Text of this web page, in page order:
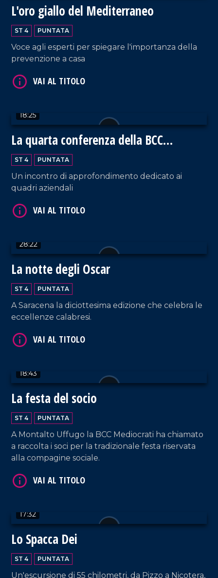
L'oro giallo del Mediterraneo
ST 4 PUNTATA
Voce agli esperti per spiegare l'importanza della
prevenzione a casa
18:25
La quarta conferenza della BCC
Mediocrati
ST 4 PUNTATA
Un incontro di approfondimento dedicato ai
quadri aziendali
28:22
La notte degli Oscar
ST 4 PUNTATA
A Saracena la diciottesima edizione che celebra le
eccellenze calabresi.
18:43
La festa del socio
ST 4 PUNTATA
A Montalto Uffugo la BCC Mediocrati ha chiamato
a raccolta i soci per la tradizionale festa riservata
alla compagine sociale.
17:32
Lo Spacca Dei
ST 4 PUNTATA
Un'escursione di 55 chilometri, da Pizzo a Nicotera,
VAI AL TITOLO
VAI AL TITOLO
VAI AL TITOLO
VAI AL TITOLO
VAI AL TITOLO
VAI AL TITOLO